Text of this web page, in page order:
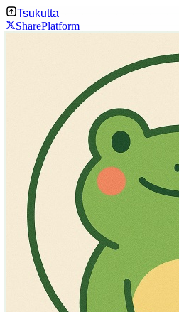
Tsukutta
SharePlatform